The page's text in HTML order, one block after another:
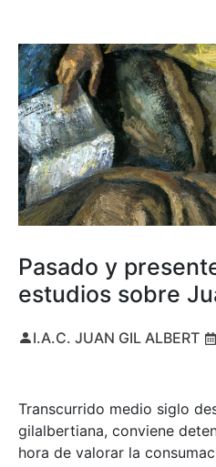
Pasado y
estudios sobre
I.A.C. JUAN GIL ALBERT
Transcurrido medio siglo
gilalbertiana, conviene
hora de valorar la